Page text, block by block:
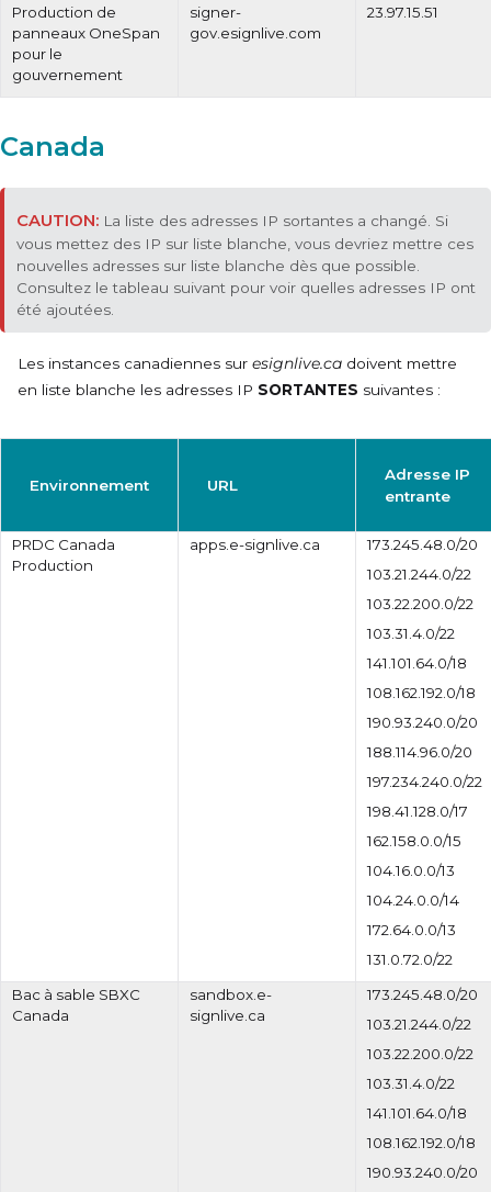
Production de
panneaux OneSpan
pour le
gouvernement
signer-
gov.esignlive.com
23.97.15.51
Canada
La liste des adresses IP sortantes a changé. Si
vous mettez des IP sur liste blanche, vous devriez mettre ces
nouvelles adresses sur liste blanche dès que possible.
Consultez le tableau suivant pour voir quelles adresses IP ont
été ajoutées.
Les instances canadiennes sur esignlive.ca doivent mettre
en liste blanche les adresses IP SORTANTES suivantes :
Environnement URL
Adresse IP
entrante
PRDC Canada
Production
apps.e-signlive.ca
173.245.48.0/20
103.21.244.0/22
103.22.200.0/22
103.31.4.0/22
141.101.64.0/18
108.162.192.0/18
190.93.240.0/20
188.114.96.0/20
197.234.240.0/22
198.41.128.0/17
162.158.0.0/15
104.16.0.0/13
104.24.0.0/14
172.64.0.0/13
131.0.72.0/22
Bac à sable SBXC
Canada
sandbox.e-
signlive.ca
173.245.48.0/20
103.21.244.0/22
103.22.200.0/22
103.31.4.0/22
141.101.64.0/18
108.162.192.0/18
190.93.240.0/20